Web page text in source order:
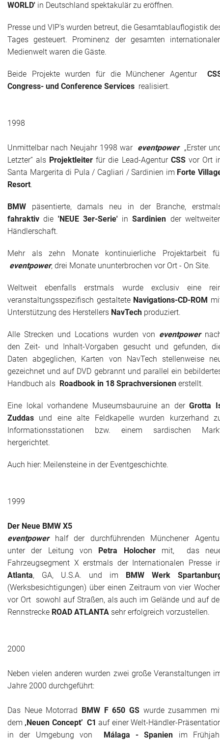
WORLD' in Deutschland spektakulär zu eröffnen.
Presse und VIP's wurden betreut, die Gesamtablauflogistik
Tages gesteuert. Prominenz der gesamten
Medienwelt waren die Gäste.
Beide Projekte wurden für die Münchener Agentur
Congress- und Conference Services realisiert.
1998
Unmittelbar nach Neujahr 1998 war eventpower„Erster
Letzter“ als Projektleiter für die Lead-Agentur CSSvor Ort
Santa Margerita di Pula / Cagliari / Sardinien im Forte
Resort.
BMW päsentierte, damals neu in der Branche,
fahraktiv die 'NEUE 3er-Serie'inSardinien der
Händlerschaft.
Mehr als zehn Monate kontinuierliche Projektarbeit
eventpower, drei Monate ununterbrochen vor Ort - On Site.
Weltweit ebenfalls erstmals wurde exclusiv eine
veranstaltungsspezifisch gestaltete Navigations-CD-ROM
Unterstützung des Herstellers NavTech produziert.
Alle Strecken und Locations wurden von eventpower
den Zeit- und Inhalt-Vorgaben gesucht und gefunden,
Daten abgeglichen, Karten von NavTech stellenweise
gezeichnet und auf DVD gebrannt und parallel ein
Handbuch als Roadbook in 18 Sprachversionen erstellt.
Eine lokal vorhandene Museumsbauruine an derGrotta
Zuddas und eine alte Feldkapelle wurden kurzerhand
Informationsstationen bzw. einem sardischen
hergerichtet.
Auch hier: Meilensteine in der Eventgeschichte.
1999
Der Neue BMW X5
eventpower half der durchführenden Münchener
unter der Leitung von Petra Holochermit, das
Fahrzeugsegment X erstmals der Internationalen Presse
Atlanta, GA, U.S.A. und im BMW Werk
(Werksbesichtigungen) über einen Zeitraum von vier
vor Ort sowohl auf Straßen, als auch im Gelände und auf
Rennstrecke ROAD ATLANTA sehr erfolgreich vorzustellen.
2000
Neben vielen anderen wurden zwei große Veranstaltungen
Jahre 2000 durchgeführt:
Das Neue Motorrad BMW F 650 GS wurde zusammen
dem ‚Neuen Concept’ C1 auf einer Welt-Händler-
in der Umgebung von Málaga - Spanien im